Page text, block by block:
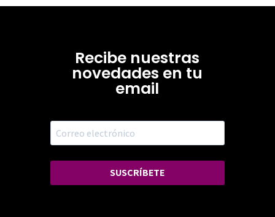
Recibe nuestras
novedades en tu
email
SUSCRÍBETE